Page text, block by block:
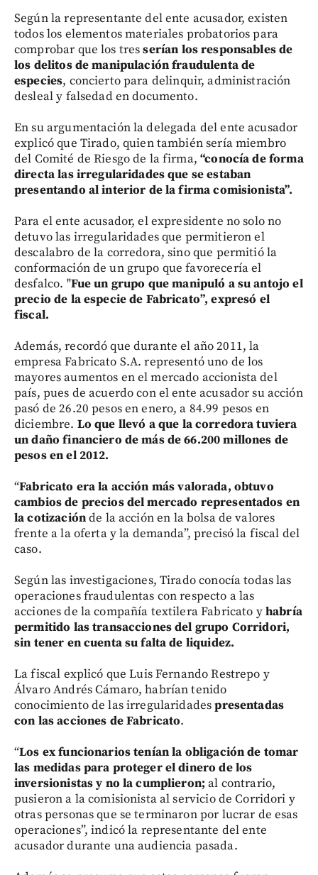
Según la representante del ente acusador, existen
todos los elementos materiales probatorios para
comprobar que los tresserían los responsables de
los delitos de manipulación fraudulenta de
especies, concierto para delinquir, administración
desleal y falsedad en documento.
En su argumentación la delegada del ente acusador
explicó que Tirado, quien también sería miembro
del Comité de Riesgo de la firma,“conocía de forma
directa las irregularidades que se estaban
presentando al interior de la firma comisionista”.
Para el ente acusador, el expresidente no solo no
detuvo las irregularidades que permitieron el
descalabro de la corredora, sino que permitió la
conformación de un grupo que favorecería el
desfalco. "Fue un grupo que manipuló a su antojo el
precio de la especie de Fabricato”, expresó el
fiscal.
Además, recordó que durante el año 2011, la
empresa Fabricato S.A. representó uno de los
mayores aumentos en el mercado accionista del
país, pues de acuerdo con el ente acusador su acción
pasó de 26.20 pesos en enero, a 84.99 pesos en
diciembre. Lo que llevó a que la corredora tuviera
un daño financiero de más de 66.200 millones de
pesos en el 2012.
“Fabricato era la acción más valorada, obtuvo
cambios de precios del mercado representados en
la cotizaciónde la acción en la bolsa de valores
frente a la oferta y la demanda”, precisó la fiscal del
caso.
Según las investigaciones, Tirado conocía todas las
operaciones fraudulentas con respecto a las
acciones de la compañía textilera Fabricato yhabría
permitido las transacciones del grupo Corridori,
sin tener en cuenta su falta de liquidez.
La fiscal explicó que Luis Fernando Restrepo y
Álvaro Andrés Cámaro, habrían tenido
conocimiento de las irregularidadespresentadas
con las acciones de Fabricato.
“Los ex funcionarios tenían la obligación de tomar
las medidas para proteger el dinero de los
inversionistas y no la cumplieron; al contrario,
pusieron a la comisionista al servicio de Corridori y
otras personas que se terminaron por lucrar de esas
operaciones”, indicó la representante del ente
acusador durante una audiencia pasada.